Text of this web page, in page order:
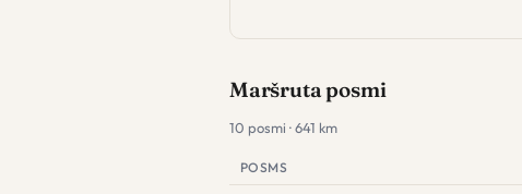
Maršruta posmi
10 posmi · 641 km
POSMS